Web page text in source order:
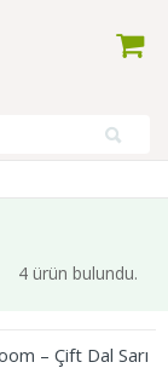
4 ürün bulundu.
– Çift Dal Sarı